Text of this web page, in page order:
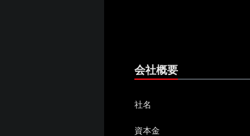
会社概要
社名
資本金